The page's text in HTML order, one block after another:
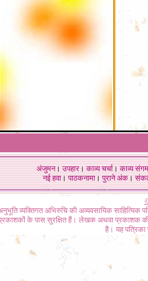
अंजुमन।उपहार।काव्य चर्चा।काव्य संगम
नई हवा। पाठकनामा। पुराने अंक।
व्यक्तिगत अभिरुचि की अव्यवसायिक
के पास सुरक्षित हैं। लेखक अथवा प्रकाशक की
है। यह पत्रिका